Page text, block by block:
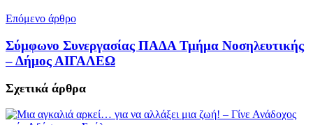
Επόμενο άρθρο
Σύμφωνο Συνεργασίας ΠΑΔΑ Τμήμα Νοσηλευτικής
– Δήμος ΑΙΓΑΛΕΩ
Σχετικά άρθρα